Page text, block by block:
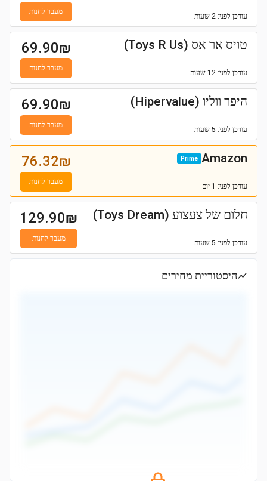
עודכן לפני: 2 שעות
מעבר לחנות
טויס אר אס (Toys R Us)
עודכן לפני: 12 שעות
69.90₪
מעבר לחנות
היפר ווליו (Hipervalue)
עודכן לפני: 5 שעות
69.90₪
מעבר לחנות
Amazon
Prime
עודכן לפני: 1 יום
76.32₪
מעבר לחנות
חלום של צעצוע (Toys Dream)
עודכן לפני: 5 שעות
129.90₪
מעבר לחנות
היסטוריית מחירים